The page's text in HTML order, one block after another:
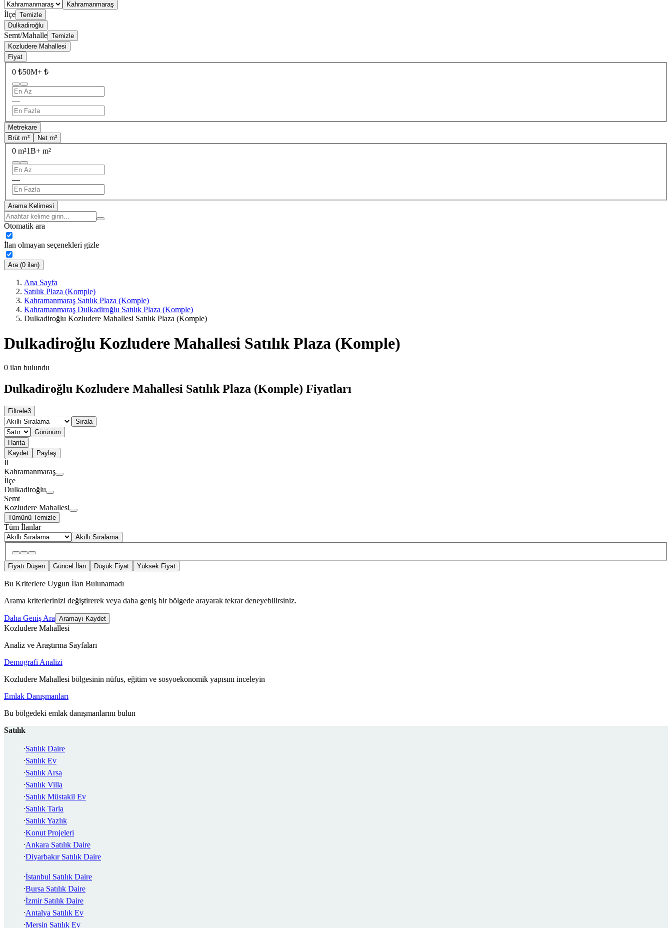
Kahramanmaraş
İlçe Temizle
Dulkadiroğlu
Semt/Mahalle Temizle
Kozludere Mahallesi
Fiyat
0 ₺50M+ ₺
—
Metrekare
Brüt m²
Net m²
0 m²1B+ m²
—
Arama Kelimesi
Otomatik ara
İlan olmayan seçenekleri gizle
Ara (0 ilan)
Ana Sayfa
Satılık Plaza (Komple)
Kahramanmaraş Satılık Plaza (Komple)
Kahramanmaraş Dulkadiroğlu Satılık Plaza (Komple)
Dulkadiroğlu Kozludere Mahallesi Satılık Plaza (Komple)
Dulkadiroğlu Kozludere Mahallesi Satılık Plaza (Komple)
0 ilan bulundu
Dulkadiroğlu Kozludere Mahallesi Satılık Plaza (Komple) Fiyatları
Filtrele3
Sırala
Görünüm
Harita
Kaydet
Paylaş
İl
Kahramanmaraş
İlçe
Dulkadiroğlu
Semt
Kozludere Mahallesi
Tümünü Temizle
Tüm İlanlar
Akıllı Sıralama
Fiyatı Düşen Güncel İlan Düşük Fiyat Yüksek Fiyat
Bu Kriterlere Uygun İlan Bulunamadı
Arama kriterlerinizi değiştirerek veya daha geniş bir bölgede arayarak tekrar deneyebilirsiniz.
Daha Geniş Ara Aramayı Kaydet
Kozludere Mahallesi
Analiz ve Araştırma Sayfaları
Demografi Analizi
Kozludere Mahallesi bölgesinin nüfus, eğitim ve sosyoekonomik yapısını inceleyin
Emlak Danışmanları
Bu bölgedeki emlak danışmanlarını bulun
Satılık
Satılık Daire
Satılık Ev
Satılık Arsa
Satılık Villa
Satılık Müstakil Ev
Satılık Tarla
Satılık Yazlık
Konut Projeleri
Ankara Satılık Daire
Diyarbakır Satılık Daire
İstanbul Satılık Daire
Bursa Satılık Daire
İzmir Satılık Daire
Antalya Satılık Ev
Mersin Satılık Ev